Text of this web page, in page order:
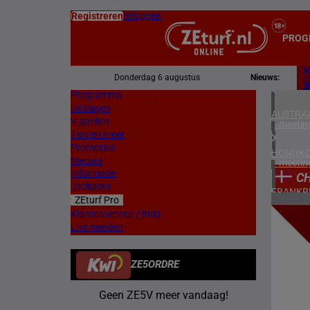
RegistrerenInloggen
Donderdag 6 augustus Nieuws:
Programma
Uitslagen
V-spellen
Tips en meer
Promoties
Nieuws
Informatie
Jackpots
ZEturf Pro
Klantenservice / hulp
Live beelden
ZE5ORDRE
Geen ZE5V meer vandaag!
1
1
2
12
17/05/